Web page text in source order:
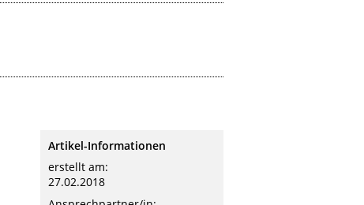
Artikel-Informationen
erstellt am:
27.02.2018